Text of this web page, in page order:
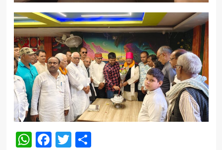
WhatsApp
Facebook
Twitter
Share